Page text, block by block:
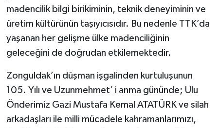
madencilik bilgi birikiminin, teknik deneyiminin ve
üretim kültürünün taşıyıcısıdır. Bu nedenle TTK’da
yaşanan her gelişme ülke madenciliğinin
geleceğini de doğrudan etkilemektedir.
Zonguldak’ın düşman işgalinden kurtuluşunun
105. Yılı ve Uzunmehmet’ i anma gününde; Ulu
Önderimiz Gazi Mustafa Kemal ATATÜRK ve silah
arkadaşları ile milli mücadele kahramanlarımızı,